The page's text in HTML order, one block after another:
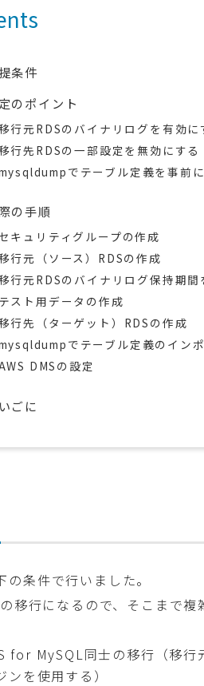
条件
のポイント
行元RDSのバイナリログを有効に
行先RDSの一部設定を無効にする
でテーブル定義を事前
の手順
キュリティグループの作成
行元（ソース）RDSの作成
行元RDSのバイナリログ保持期間
テスト用データの作成
行先（ターゲット）RDSの作成
でテーブル定義のイン
DMSの設定
ごに
条件で行いました。
移行になるので、そこまで複
for MySQL同士の移行（移行
を使用する）